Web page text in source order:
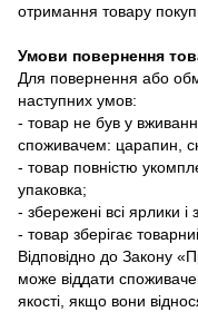
отримання товару
Умови повернення
Для повернення або
наступних умов:
- товар не був у
споживачем: царапин,
- товар повністю
упаковка;
- збережені всі ярлики
- товар зберігає
Відповідно до Закону
може віддати
якості, якщо вони